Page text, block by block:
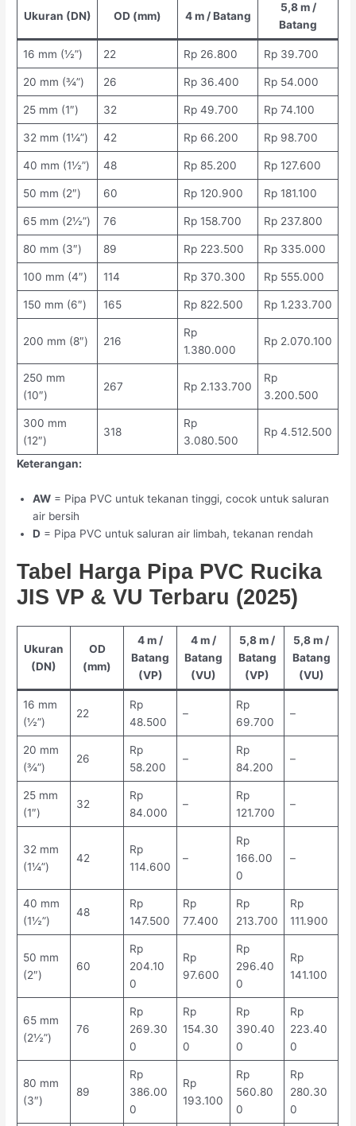
Ukuran (DN) OD (mm) 4 m / Batang
5,8 m /
Batang
16 mm (½”) 22 Rp 26.800 Rp 39.700
20 mm (¾”) 26 Rp 36.400 Rp 54.000
25 mm (1″) 32 Rp 49.700 Rp 74.100
32 mm (1¼”) 42 Rp 66.200 Rp 98.700
40 mm (1½”) 48 Rp 85.200 Rp 127.600
50 mm (2″) 60 Rp 120.900 Rp 181.100
65 mm (2½”) 76 Rp 158.700 Rp 237.800
80 mm (3″) 89 Rp 223.500 Rp 335.000
100 mm (4″) 114 Rp 370.300 Rp 555.000
150 mm (6″) 165 Rp 822.500 Rp 1.233.700
200 mm (8″) 216
Rp
1.380.000
Rp 2.070.100
250 mm
(10″)
267 Rp 2.133.700
Rp
3.200.500
300 mm
(12″)
318
Rp
3.080.500
Rp 4.512.500
Keterangan:
AW = Pipa PVC untuk tekanan tinggi, cocok untuk saluran
air bersih
D = Pipa PVC untuk saluran air limbah, tekanan rendah
Tabel Harga Pipa PVC Rucika
JIS VP & VU Terbaru (2025)
Ukuran
(DN)
OD
(mm)
4 m /
Batang
(VP)
4 m /
Batang
(VU)
5,8 m /
Batang
(VP)
5,8 m /
Batang
(VU)
16 mm
(½”)
22
Rp
48.500
–
Rp
69.700
–
20 mm
(¾”)
26
Rp
58.200
–
Rp
84.200
–
25 mm
(1″)
32
Rp
84.000
–
Rp
121.700
–
32 mm
(1¼”)
42
Rp
114.600
–
Rp
166.00
0
–
40 mm
(1½”)
48
Rp
147.500
Rp
77.400
Rp
213.700
Rp
111.900
50 mm
(2″)
60
Rp
204.10
0
Rp
97.600
Rp
296.40
0
Rp
141.100
65 mm
(2½”)
76
Rp
269.30
0
Rp
154.30
0
Rp
390.40
0
Rp
223.40
0
80 mm
(3″)
89
Rp
386.00
0
Rp
193.100
Rp
560.80
0
Rp
280.30
0